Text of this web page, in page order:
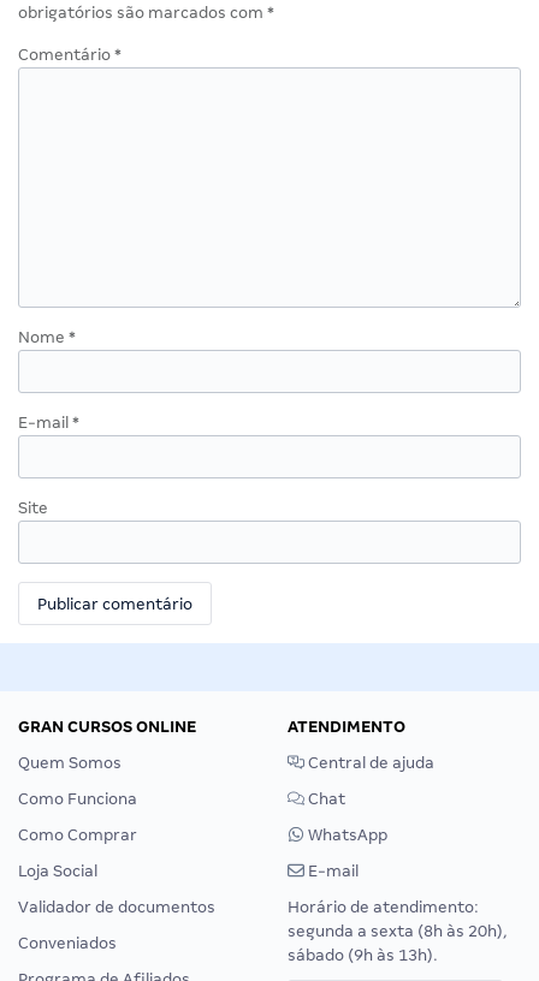
obrigatórios são marcados com *
Comentário *
Nome *
E-mail *
Site
GRAN CURSOS ONLINE
Quem Somos
Como Funciona
Como Comprar
Loja Social
Validador de documentos
Conveniados
ATENDIMENTO
Central de ajuda
Chat
WhatsApp
E-mail
Horário de atendimento:
segunda a sexta (8h às 20h),
sábado (9h às 13h).